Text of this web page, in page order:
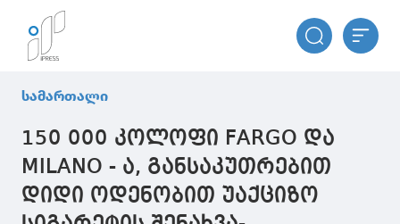
სამართალი
150 000 კოლოფი FARGO და
MILANO - ა, განსაკუთრებით
დიდი ოდენობით უაქციზო